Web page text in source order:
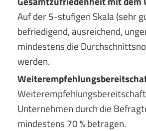
Auf der 5-stufigen Skala (sehr
befriedigend, ausreichend,
mindestens die
werden.
Unternehmen durch die
mindestens 70 % betragen.